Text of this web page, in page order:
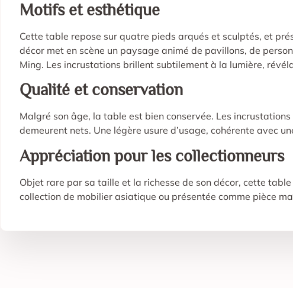
Motifs et esthétique
Cette table repose sur quatre pieds arqués et sculptés, et
décor met en scène un paysage animé de pavillons, de
Ming. Les incrustations brillent subtilement à la lumière,
Qualité et conservation
Malgré son âge, la table est bien conservée. Les
demeurent nets. Une légère usure d’usage, cohérente avec
Appréciation pour les collectionneurs
Objet rare par sa taille et la richesse de son décor, cette
collection de mobilier asiatique ou présentée comme pièce